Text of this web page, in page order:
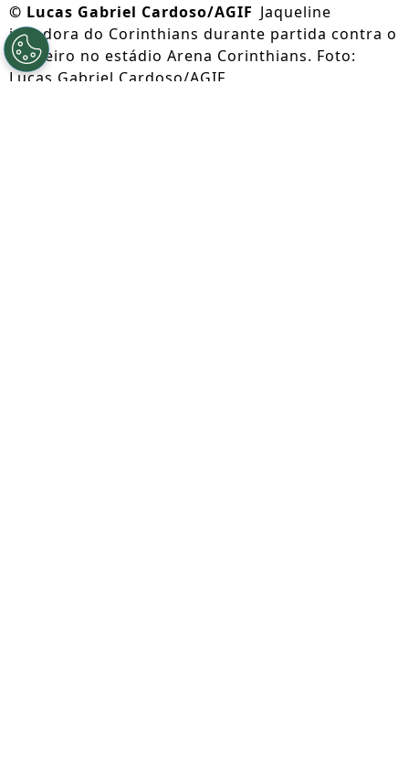
© Lucas Gabriel Cardoso/AGIF Jaqueline
jogadora do Corinthians durante partida contra o
Cruzeiro no estádio Arena Corinthians. Foto:
Lucas Gabriel Cardoso/AGIF